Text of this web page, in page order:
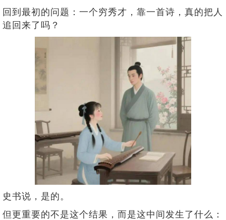
回到最初的问题：一个穷秀才，靠一首诗，真的把人
追回来了吗？
史书说，是的。
但更重要的不是这个结果，而是这中间发生了什么：